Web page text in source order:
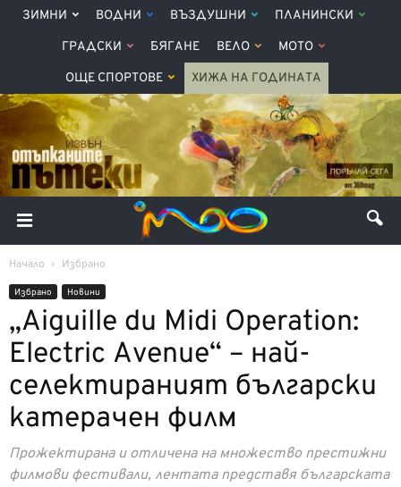
ЗИМНИ ВОДНИ ВЪЗДУШНИ ПЛАНИНСКИ
ГРАДСКИ БЯГАНЕ ВЕЛО МОТО
ОЩЕ СПОРТОВЕ ХИЖА НА ГОДИНАТА
Начало Избрано
Избрано Новини
„Aiguille du Midi Operation:
Electric Avenue“ – най-
селектираният български
катерачен филм
Прожектирана и отличена на множество престижни
филмови фестивали, лентата представя българската